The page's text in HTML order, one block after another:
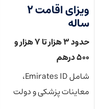
ویزای اقامت ۲
ساله
حدود ۳ هزار تا ۷ هزار و
۵۰۰ درهم
شامل Emirates ID،
معاینات پزشکی و دولت